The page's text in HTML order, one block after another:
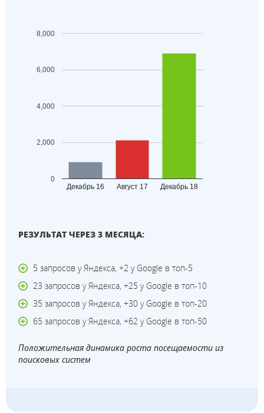
Декабрь 16 Август 17 Декабрь 18
0
2,000
4,000
6,000
8,000
РЕЗУЛЬТАТ ЧЕРЕЗ 3 МЕСЯЦА:
5 запросов у Яндекса, +2 у Google в топ-5
23 запросов у Яндекса, +25 у Google в топ-10
35 запросов у Яндекса, +30 у Google в топ-20
65 запросов у Яндекса, +62 у Google в топ-50
Положительная динамика роста посещаемости из
поисковых систем